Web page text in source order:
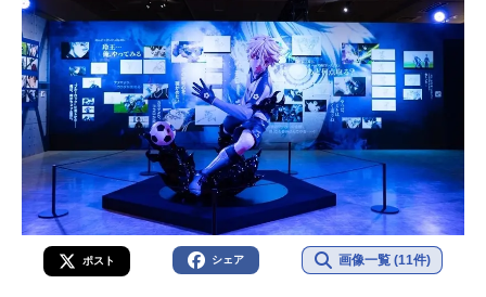
ポスト シェア 画像一覧 (11件)